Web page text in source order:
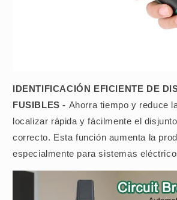
IDENTIFICACIÓN EFICIENTE DE
FUSIBLES - Ahorra tiempo y reduce
localizar rápida y fácilmente el
correcto. Esta función aumenta la
especialmente para sistemas